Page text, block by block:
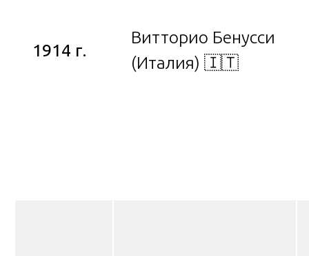
1914 г.
Витторио Бенусси
(Италия) 🇮🇹